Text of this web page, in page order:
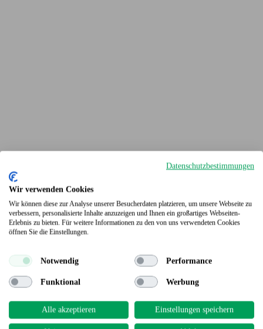
Terrassendielen
Datenschutzbestimmungen
Wir verwenden Cookies
Wir können diese zur Analyse unserer Besucherdaten platzieren, um unsere Webseite zu
verbessern, personalisierte Inhalte anzuzeigen und Ihnen ein großartiges Webseiten-
Erlebnis zu bieten. Für weitere Informationen zu den von uns verwendeten Cookies
öffnen Sie die Einstellungen.
Notwendig Performance
Funktional Werbung
Alle akzeptieren Einstellungen speichern